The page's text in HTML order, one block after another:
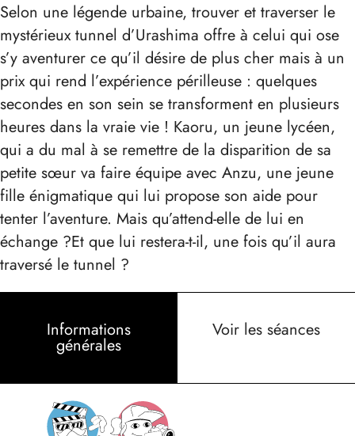
Selon une légende urbaine, trouver et traverser le
mystérieux tunnel d’Urashima offre à celui qui ose
s’y aventurer ce qu’il désire de plus cher mais à un
prix qui rend l’expérience périlleuse : quelques
secondes en son sein se transforment en plusieurs
heures dans la vraie vie ! Kaoru, un jeune lycéen,
qui a du mal à se remettre de la disparition de sa
petite sœur va faire équipe avec Anzu, une jeune
fille énigmatique qui lui propose son aide pour
tenter l’aventure. Mais qu’attend-elle de lui en
échange ?Et que lui restera-t-il, une fois qu’il aura
traversé le tunnel ?
Informations
générales
Voir les séances